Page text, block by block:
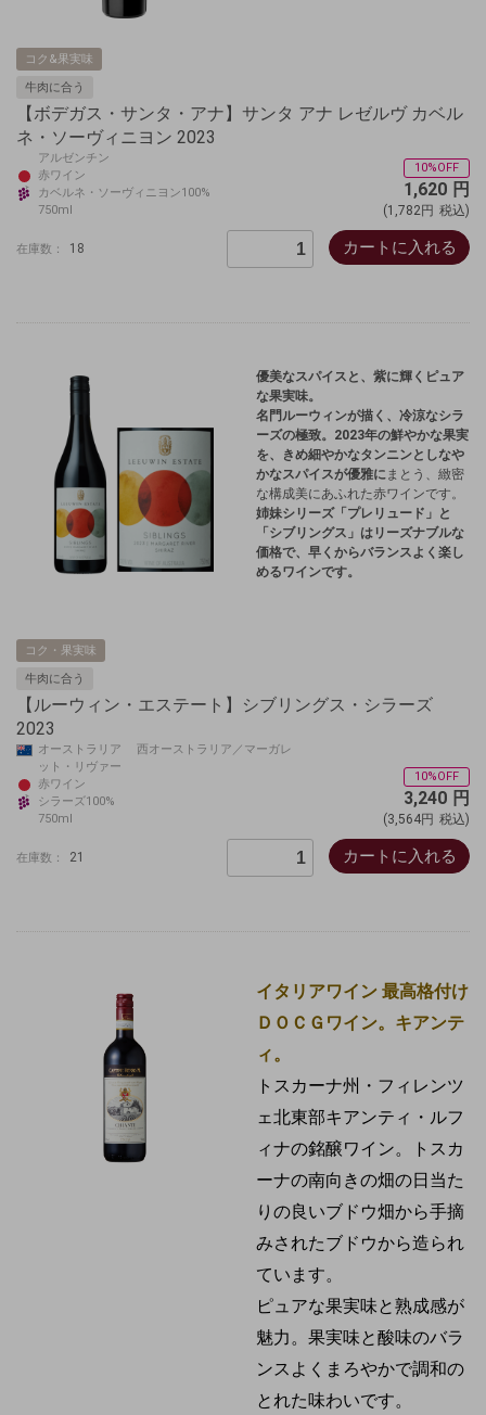
コク&果実味
牛肉に合う
【ボデガス・サンタ・アナ】サンタ アナ レゼルヴ カベル
ネ・ソーヴィニヨン 2023
アルゼンチン
赤ワイン
カベルネ・ソーヴィニヨン100%
750ml
10%OFF
1,620 円
(1,782円 税込)
在庫数： 18 カートに入れる
優美なスパイスと、紫に輝くピュア
な果実味。
名門ルーウィンが描く、冷涼なシラ
ーズの極致。2023年の鮮やかな果実
を、きめ細やかなタンニンとしなや
かなスパイスが優雅にまとう、緻密
な構成美にあふれた赤ワインです。
姉妹シリーズ「プレリュード」と
「シブリングス」はリーズナブルな
価格で、早くからバランスよく楽し
めるワインです。
コク・果実味
牛肉に合う
【ルーウィン・エステート】シブリングス・シラーズ
2023
オーストラリア 西オーストラリア／マーガレ
ット・リヴァー
赤ワイン
シラーズ100%
750ml
10%OFF
3,240 円
(3,564円 税込)
在庫数： 21 カートに入れる
イタリアワイン 最高格付け
ＤＯＣＧワイン。キアンテ
ィ。
トスカーナ州・フィレンツ
ェ北東部キアンティ・ルフ
ィナの銘醸ワイン。
トスカ
ーナの南向きの畑の日当た
りの良いブドウ畑から手摘
みされたブドウから造られ
ています。
ピュアな果実味と熟成感が
魅力。 果実味と酸味のバラ
ンスよく まろやかで調和の
とれた味わいです。